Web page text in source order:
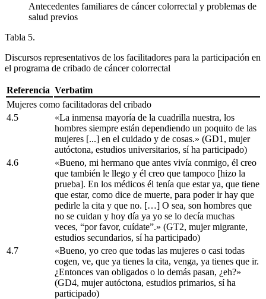
Antecedentes familiares de cáncer colorrectal y problemas de
salud previos
Tabla 5.
Discursos representativos de los facilitadores para la participación en
el programa de cribado de cáncer colorrectal
Referencia Verbatim
Mujeres como facilitadoras del cribado
4.5
«La inmensa mayoría de la cuadrilla nuestra, los
hombres siempre están dependiendo un poquito de las
mujeres [...] en el cuidado y de cosas.» (GD1, mujer
autóctona, estudios universitarios, sí ha participado)
4.6
«Bueno, mi hermano que antes vivía conmigo, él creo
que también le llego y él creo que tampoco [hizo la
prueba]. En los médicos él tenía que estar ya, que tiene
que estar, como dice de muerte, para poder ir hay que
pedirle la cita y que no. […] O sea, son hombres que
no se cuidan y hoy día ya yo se lo decía muchas
veces, “por favor, cuídate”.» (GT2, mujer migrante,
estudios secundarios, sí ha participado)
4.7
«Bueno, yo creo que todas las mujeres o casi todas
cogen, ve, que ya tienes la cita, venga, ya tienes que ir.
¿Entonces van obligados o lo demás pasan, ¿eh?»
(GD4, mujer autóctona, estudios primarios, sí ha
participado)